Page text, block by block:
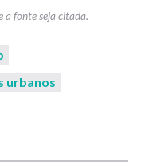
urbanos